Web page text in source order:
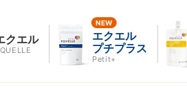
クエル
エクエル
プチプラス
Petit+